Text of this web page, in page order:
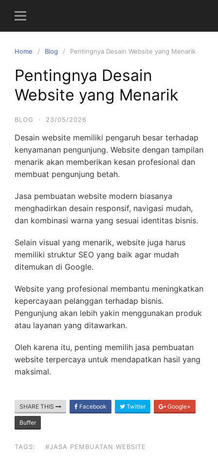
i
Home Blog Pentingnya Desain Website yang Menarik
Pentingnya Desain
Website yang Menarik
BLOG · 23/05/2026
Desain website memiliki pengaruh besar terhadap
kenyamanan pengunjung. Website dengan tampilan
menarik akan memberikan kesan profesional dan
membuat pengunjung betah.
Jasa pembuatan website modern biasanya
menghadirkan desain responsif, navigasi mudah,
dan kombinasi warna yang sesuai identitas bisnis.
Selain visual yang menarik, website juga harus
memiliki struktur SEO yang baik agar mudah
ditemukan di Google.
Website yang profesional membantu meningkatkan
kepercayaan pelanggan terhadap bisnis.
Pengunjung akan lebih yakin menggunakan produk
atau layanan yang ditawarkan.
Oleh karena itu, penting memilih jasa pembuatan
website terpercaya untuk mendapatkan hasil yang
maksimal.
SHARE THIS Facebook Twitter Google+
Buffer
TAGS: #JASA PEMBUATAN WEBSITE